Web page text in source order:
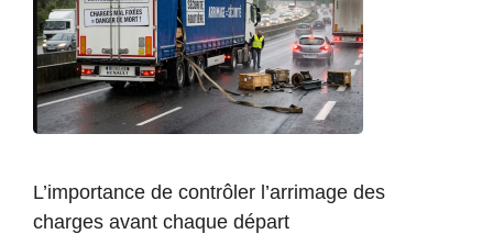
L’importance de contrôler l’arrimage des
charges avant chaque départ